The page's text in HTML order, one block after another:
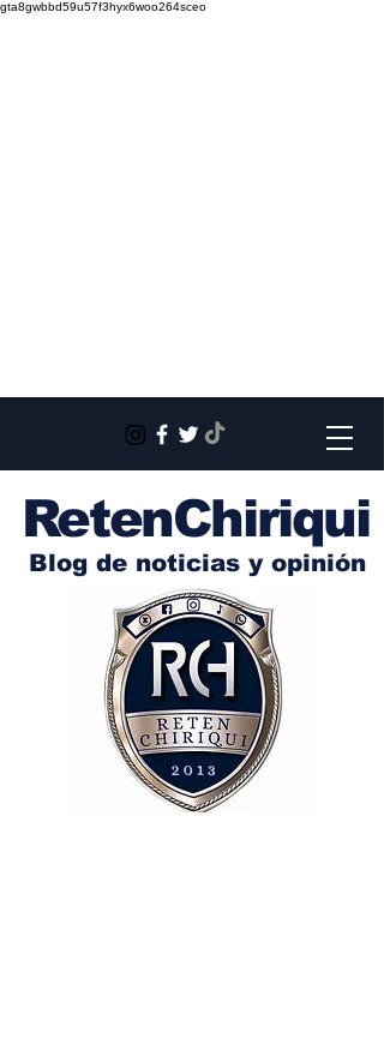
gta8gwbbd59u57f3hyx6woo264sceo
RetenChiriqui
Blog de noticias y opinión